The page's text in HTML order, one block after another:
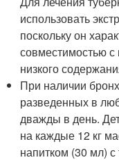
использовать
поскольку он
совместимостью
низкого
При наличии
разведенных в
дважды в день.
на каждые 12 кг
напитком (30 мл)